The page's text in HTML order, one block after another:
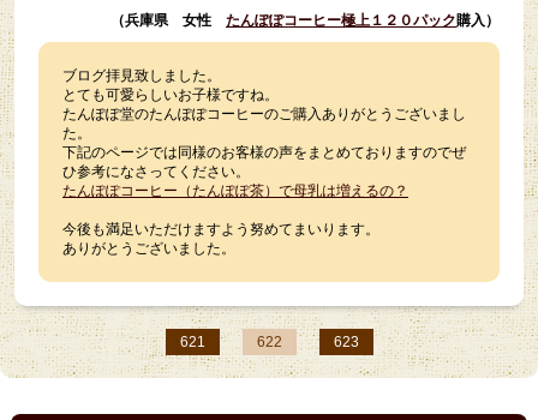
（兵庫県 女性 たんぽぽコーヒー極上１２０パック購入）
ブログ拝見致しました。
とても可愛らしいお子様ですね。
たんぽぽ堂のたんぽぽコーヒーのご購入ありがとうございまし
た。
下記のページでは同様のお客様の声をまとめておりますのでぜ
ひ参考になさってください。
たんぽぽコーヒー（たんぽぽ茶）で母乳は増えるの？
今後も満足いただけますよう努めてまいります。
ありがとうございました。
621 622 623